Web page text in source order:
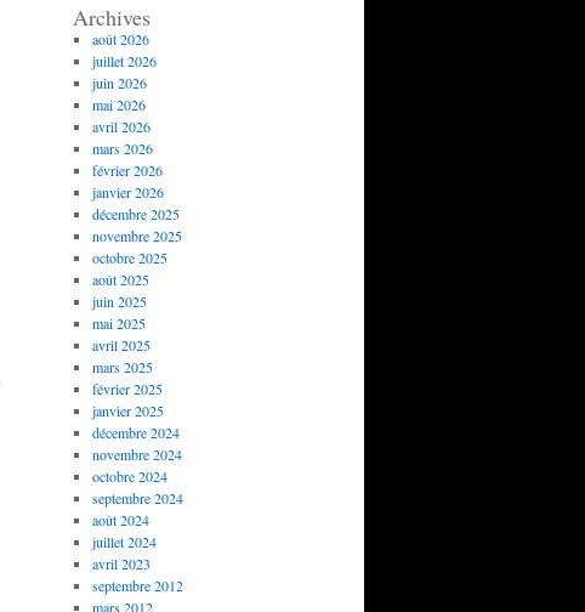
Archives
août 2026
juillet 2026
juin 2026
mai 2026
avril 2026
mars 2026
février 2026
janvier 2026
décembre 2025
novembre 2025
octobre 2025
août 2025
juin 2025
mai 2025
avril 2025
mars 2025
février 2025
janvier 2025
décembre 2024
novembre 2024
octobre 2024
septembre 2024
août 2024
juillet 2024
avril 2023
septembre 2012
mars 2012